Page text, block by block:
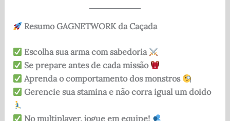
Resumo GAGNETWORK da Caçada
Escolha sua arma com sabedoria
Se prepare antes de cada missão
Aprenda o comportamento dos monstros
Gerencie sua stamina e não corra igual um doido
No multiplayer, jogue em equipe!